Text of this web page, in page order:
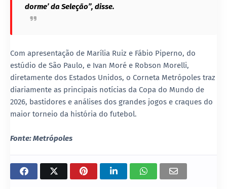
dorme’ da Seleção”, disse.
Com apresentação de Marília Ruiz e Fábio Piperno, do
estúdio de São Paulo, e Ivan Moré e Robson Morelli,
diretamente dos Estados Unidos, o Corneta Metrópoles traz
diariamente as principais notícias da Copa do Mundo de
2026, bastidores e análises dos grandes jogos e craques do
maior torneio da história do futebol.
Fonte: Metrópoles